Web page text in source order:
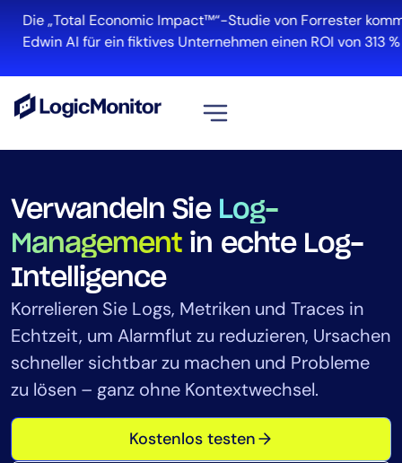
Die „Total Economic Impact™“-Studie von Forrester kommt
Edwin AI für ein fiktives Unternehmen einen ROI von 313 %
Verwandeln Sie Log-
Management in echte Log-
Intelligence
Korrelieren Sie Logs, Metriken und Traces in
Echtzeit, um Alarmflut zu reduzieren, Ursachen
schneller sichtbar zu machen und Probleme
zu lösen – ganz ohne Kontextwechsel.
Kostenlos testen
Plattform
Infrastruktur
Cloud und Multi-Cloud
Log-Management
Edwin AI
Lösung
Automatisierung
Tool-Konsolidierung
MTTR reduzieren